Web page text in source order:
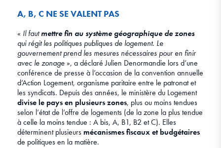
A, B, C NE SE VALENT PAS
« Il fautmettre fin au système géographique de zones
qui régit les politiques publiques de logement. Le
gouvernement prend les mesures nécessaires pour en finir
avec le zonage », a déclaré Julien Denormandie lors d’une
conférence de presse à l’occasion de la convention annuelle
d’Action Logement, organisme paritaire entre le patronat et
les syndicats. Depuis des années, le ministère du Logement
divise le pays en plusieurs zones, plus ou moins tendues
selon l’état de l’offre de logements (de la zone la plus tendue
à celle la moins tendue : A bis, A, B1, B2 et C). Elles
déterminent plusieurs mécanismes fiscaux et budgétaires
de politiques en la matière.